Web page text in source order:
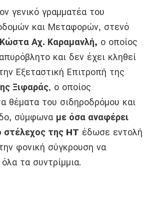
γενικό γραμματέα του
και Μεταφορών, στενό
Κώστα Αχ. Καραμανλή, ο οποίος
και δεν έχει κληθεί
Εξεταστική Επιτροπή της
Ξιφαράς, ο οποίος
θέματα του σιδηροδρόμου και
σύμφωνα με όσα αναφέρει
στέλεχος της HT έδωσε εντολή
φονική σύγκρουση να
τα συντρίμμια.